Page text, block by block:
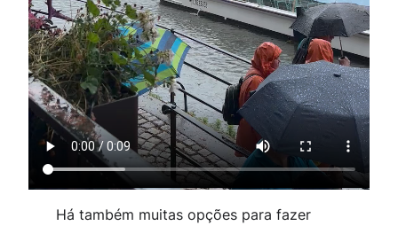
Há também muitas opções para fazer